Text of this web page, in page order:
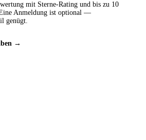
mit Sterne-Rating und bis zu 10
Anmeldung ist optional —
genügt.
→